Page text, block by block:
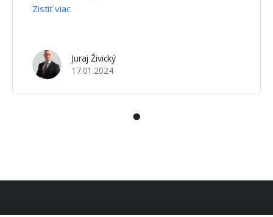
ktoré nehnuteľnosti zahrnúť do tohto procesu.
Zistiť viac
Juraj Živický
17.01.2024